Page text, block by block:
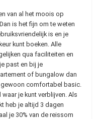
van al het moois op
is het fijn om te weten
is en je
kunt boeken. Alle
qua faciliteiten en
past en bij je
of bungalow dan
comfortabel basic.
je kunt verblijven. Als
heb je altijd 3 dagen
je 30% van de reissom